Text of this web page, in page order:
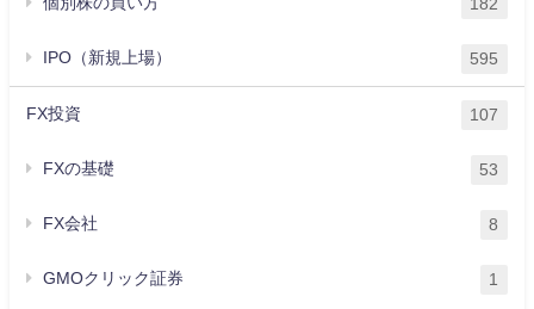
182
IPO（新規上場） 595
FX投資 107
FXの基礎 53
FX会社 8
GMOクリック証券 1